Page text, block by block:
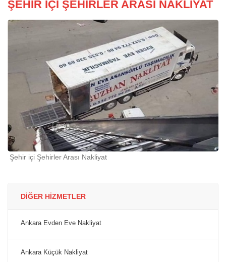
ŞEHIR IÇI ŞEHIRLER ARASI NAKLIYAT
Şehir içi Şehirler Arası Nakliyat
DİĞER HİZMETLER
Ankara Evden Eve Nakliyat
Ankara Küçük Nakliyat